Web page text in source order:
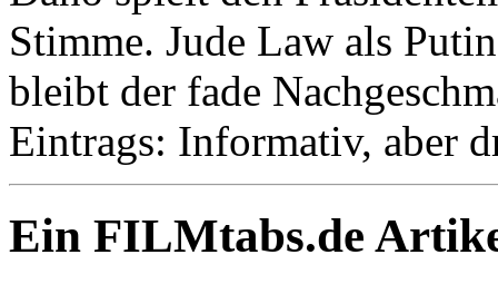
Stimme. Jude Law als
bleibt der fade
Eintrags: Informativ, aber
Ein FILMtabs.de